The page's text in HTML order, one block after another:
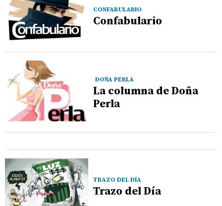
CONFABULARIO
Confabulario
DOÑA PERLA
La columna de Doña
Perla
TRAZO DEL DÍA
Trazo del Día